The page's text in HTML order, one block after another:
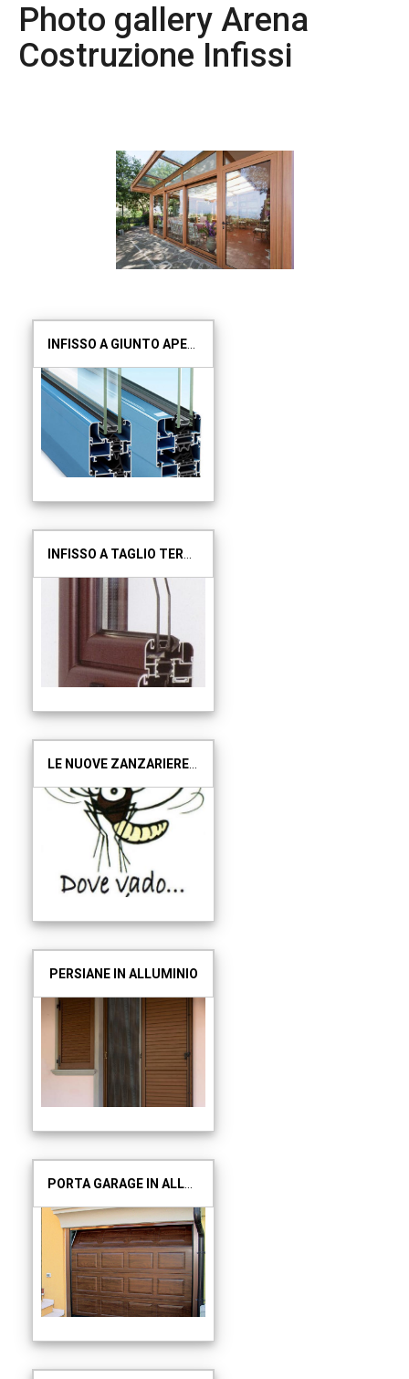
Photo gallery Arena
Costruzione Infissi
INFISSO A GIUNTO APERTO
INFISSO A TAGLIO TERMICO
LE NUOVE ZANZARIERE SU MISURA
PERSIANE IN ALLUMINIO
PORTA GARAGE IN ALLUMINIO